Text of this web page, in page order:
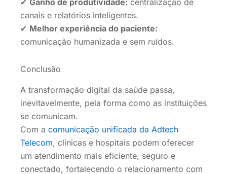
✔ Ganho de produtividade: centralização de
canais e relatórios inteligentes.
✔ Melhor experiência do paciente:
comunicação humanizada e sem ruídos.
Conclusão
A transformação digital da saúde passa,
inevitavelmente, pela forma como as instituições
se comunicam.
Com a comunicação unificada da Adtech
Telecom, clínicas e hospitais podem oferecer
um atendimento mais eficiente, seguro e
conectado, fortalecendo o relacionamento com